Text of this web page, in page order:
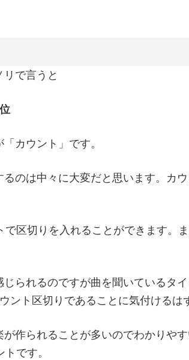
で言うと
カウント」です。
のは中々に大変だと思います。カ
区切りを入れることができます。
られるのですが曲を聞いているタ
ント区切りであることに気付けるは
作られることが多いのでわかりや
です。